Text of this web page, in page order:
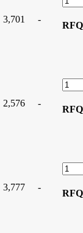
3,701 -
RFQ
2,576 -
RFQ
3,777 -
RFQ